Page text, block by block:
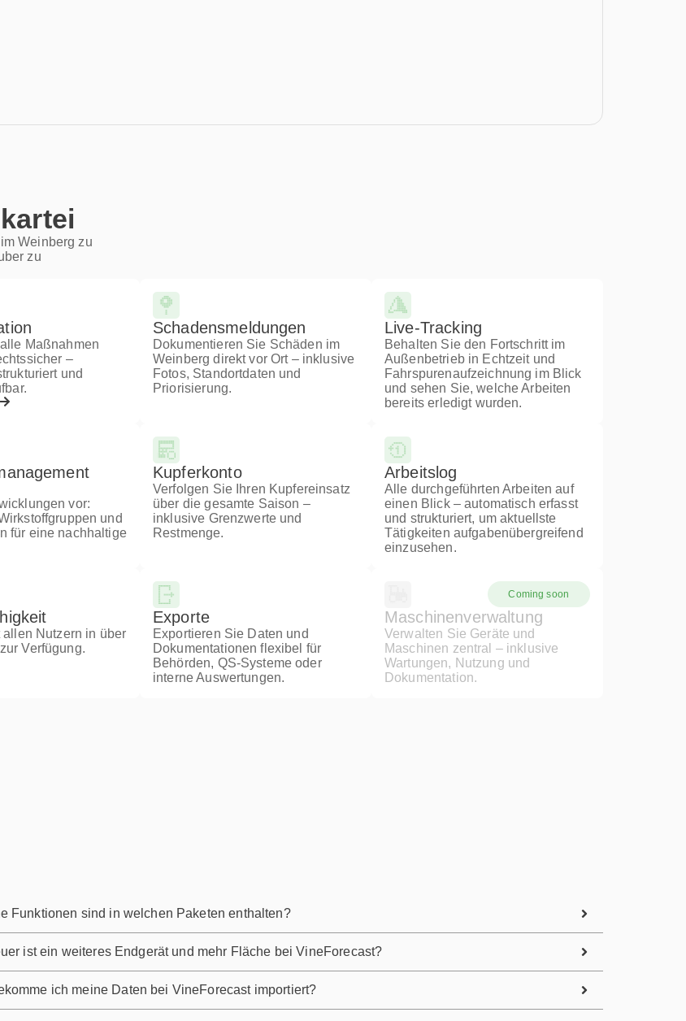
Weinberg zu
zu
Maßnahmen
–
und
Schadensmeldungen
Dokumentieren Sie Schäden im
Weinberg direkt vor Ort – inklusive
Fotos, Standortdaten und
Priorisierung.
Live-Tracking
Behalten Sie den Fortschritt im
Außenbetrieb in Echtzeit und
Fahrspurenaufzeichnung im Blick
und sehen Sie, welche Arbeiten
bereits erledigt wurden.
vor:
und
für eine nachhaltige
Kupferkonto
Verfolgen Sie Ihren Kupfereinsatz
über die gesamte Saison –
inklusive Grenzwerte und
Restmenge.
Arbeitslog
Alle durchgeführten Arbeiten auf
einen Blick – automatisch erfasst
und strukturiert, um aktuellste
Tätigkeiten aufgabenübergreifend
einzusehen.
allen Nutzern in über
Verfügung.
Exporte
Exportieren Sie Daten und
Dokumentationen flexibel für
Behörden, QS-Systeme oder
interne Auswertungen.
Coming soon
Maschinenverwaltung
Verwalten Sie Geräte und
Maschinen zentral – inklusive
Wartungen, Nutzung und
Dokumentation.
Funktionen sind in welchen Paketen enthalten?
ist ein weiteres Endgerät und mehr Fläche bei VineForecast?
ich meine Daten bei VineForecast importiert?